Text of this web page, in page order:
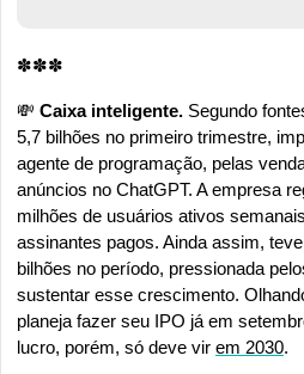
✽✽✽
💸 Caixa inteligente. Segundo
5,7 bilhões no primeiro trimestre,
agente de programação, pelas
anúncios no ChatGPT. A empresa
milhões de usuários ativos
assinantes pagos. Ainda assim,
bilhões no período, pressionada
sustentar esse crescimento.
planeja fazer seu IPO já em
lucro, porém, só deve vir em 2030.